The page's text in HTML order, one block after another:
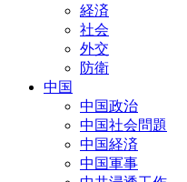
経済
社会
外交
防衛
中国
中国政治
中国社会問題
中国経済
中国軍事